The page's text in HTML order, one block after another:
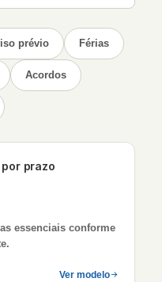
prévio Férias
Acordos
prazo
essenciais conforme
Ver modelo